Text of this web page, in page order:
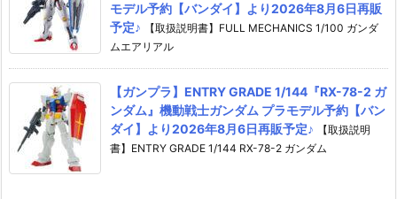
モデル予約【バンダイ】より2026年8月6日再販
予定♪
【取扱説明書】FULL MECHANICS 1/100 ガンダ
ムエアリアル
【ガンプラ】ENTRY GRADE 1/144『RX-78-2 ガ
ンダム』機動戦士ガンダム プラモデル予約【バン
ダイ】より2026年8月6日再販予定♪
【取扱説明
書】ENTRY GRADE 1/144 RX-78-2 ガンダム